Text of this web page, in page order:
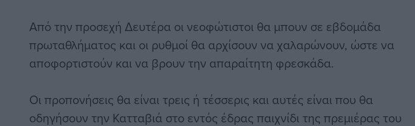
Από την προσεχή Δευτέρα οι νεοφώτιστοι θα μπουν σε εβδομάδα
πρωταθλήματος και οι ρυθμοί θα αρχίσουν να χαλαρώνουν, ώστε να
αποφορτιστούν και να βρουν την απαραίτητη φρεσκάδα.
Οι προπονήσεις θα είναι τρεις ή τέσσερις και αυτές είναι που θα
οδηγήσουν την Κατταβιά στο εντός έδρας παιχνίδι της πρεμιέρας του